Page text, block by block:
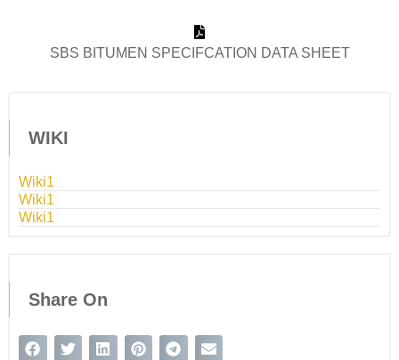
SBS BITUMEN SPECIFCATION DATA SHEET
WIKI
Wiki1
Wiki1
Wiki1
Share On